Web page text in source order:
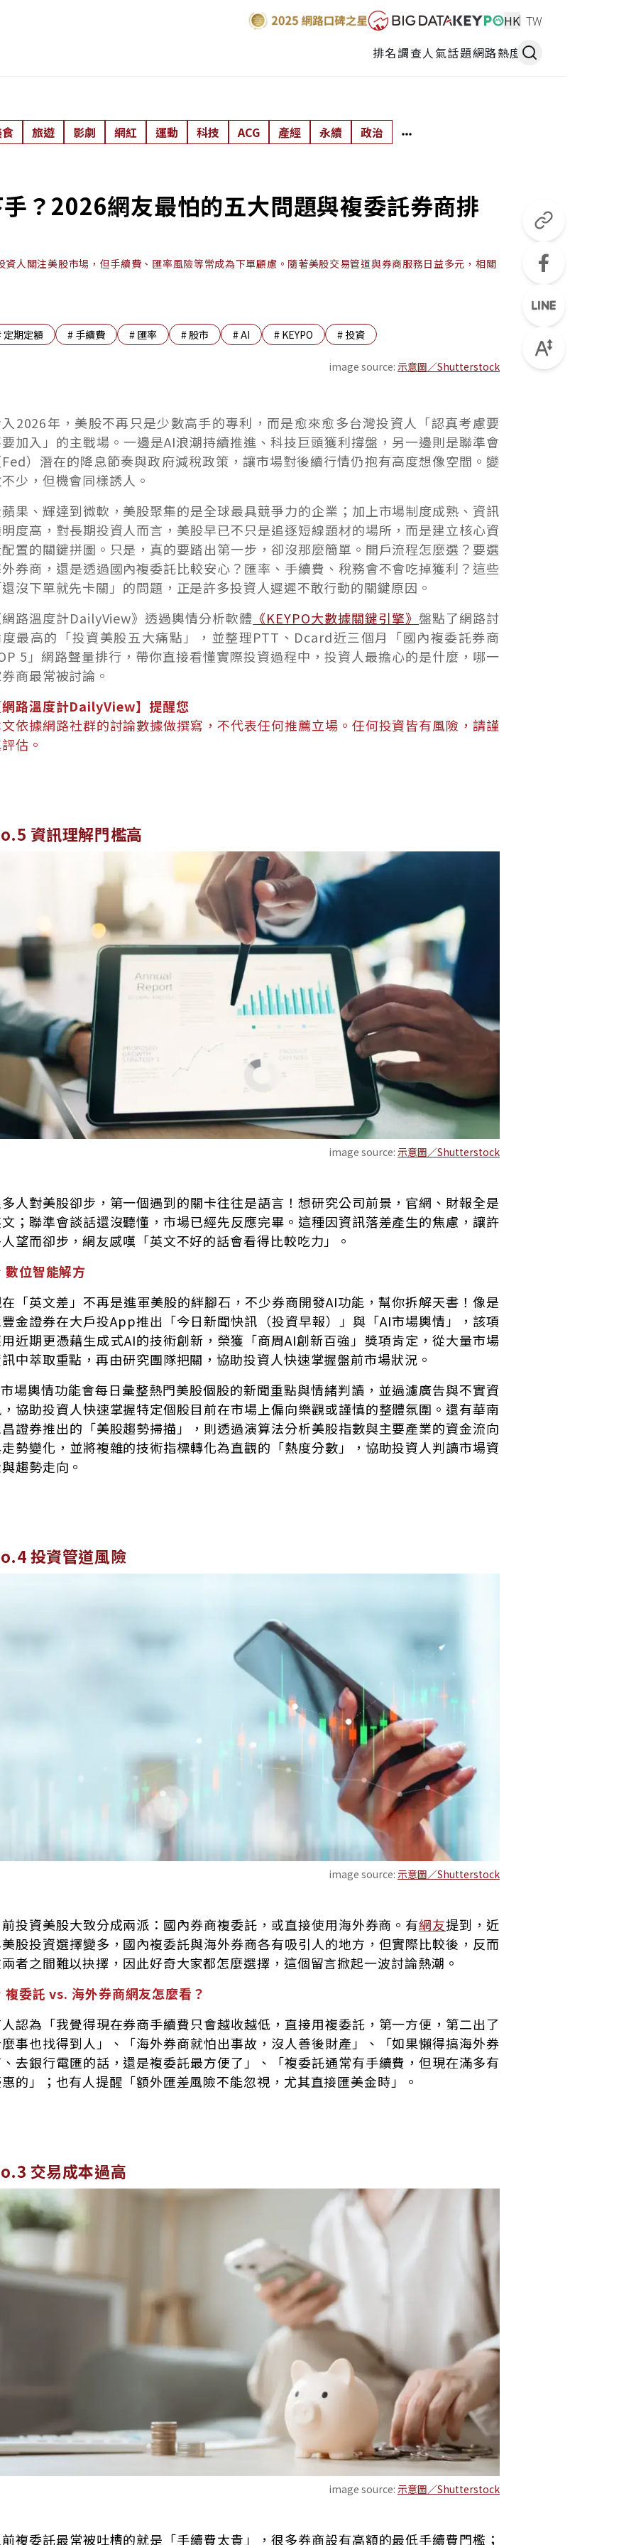
HK TW
排名調查人氣話題網路熱度
旅遊 影劇 網紅 運動 科技 ACG 產經 永續 政治
？2026網友最怕的五大問題與複委託券商排
人關注美股市場，但手續費、匯率風險等常成為下單顧慮。隨著美股交易管道與券商服務日益多元，相關
定期定額 # 手續費 # 匯率 #股市 #AI # KEYPO # 投資
image source: 示意圖／Shutterstock
2026年，美股不再只是少數高手的專利，而是愈來愈多台灣投資人「認真考慮要
加入」的主戰場。一邊是AI浪潮持續推進、科技巨頭獲利撐盤，另一邊則是聯準會
）潛在的降息節奏與政府減稅政策，讓市場對後續行情仍抱有高度想像空間。變
少，但機會同樣誘人。
果、輝達到微軟，美股聚集的是全球最具競爭力的企業；加上市場制度成熟、資訊
度高，對長期投資人而言，美股早已不只是追逐短線題材的場所，而是建立核心資
置的關鍵拼圖。只是，真的要踏出第一步，卻沒那麼簡單。開戶流程怎麼選？要選
券商，還是透過國內複委託比較安心？匯率、手續費、稅務會不會吃掉獲利？這些
沒下單就先卡關」的問題，正是許多投資人遲遲不敢行動的關鍵原因。
路溫度計DailyView》透過輿情分析軟體 《KEYPO大數據關鍵引擎》盤點了網路討
最高的「投資美股五大痛點」，並整理PTT、Dcard近三個月「國內複委託券商
5」網路聲量排行，帶你直接看懂實際投資過程中，投資人最擔心的是什麼，哪一
商最常被討論。
路溫度計DailyView】提醒您
依據網路社群的討論數據做撰寫，不代表任何推薦立場。任何投資皆有風險，請謹
估。
資訊理解門檻高
image source: 示意圖／Shutterstock
人對美股卻步，第一個遇到的關卡往往是語言！想研究公司前景，官網、財報全是
；聯準會談話還沒聽懂，市場已經先反應完畢。這種因資訊落差產生的焦慮，讓許
望而卻步，網友感嘆「英文不好的話會看得比較吃力」。
位智能解方
「英文差」不再是進軍美股的絆腳石，不少券商開發AI功能，幫你拆解天書！像是
金證券在大戶投App推出「今日新聞快訊（投資早報）」與「AI市場輿情」，該項
近期更憑藉生成式AI的技術創新，榮獲「商周AI創新百強」獎項肯定，從大量市場
中萃取重點，再由研究團隊把關，協助投資人快速掌握盤前市場狀況。
場輿情功能會每日彙整熱門美股個股的新聞重點與情緒判讀，並過濾廣告與不實資
協助投資人快速掌握特定個股目前在市場上偏向樂觀或謹慎的整體氛圍。還有華南
證券推出的「美股趨勢掃描」，則透過演算法分析美股指數與主要產業的資金流向
勢變化，並將複雜的技術指標轉化為直觀的「熱度分數」，協助投資人判讀市場資
趨勢走向。
投資管道風險
image source: 示意圖／Shutterstock
投資美股大致分成兩派：國內券商複委託，或直接使用海外券商。有網友提到，近
股投資選擇變多，國內複委託與海外券商各有吸引人的地方，但實際比較後，反而
者之間難以抉擇，因此好奇大家都怎麼選擇，這個留言掀起一波討論熱潮。
委託 vs. 海外券商網友怎麼看？
認為「我覺得現在券商手續費只會越收越低，直接用複委託，第一方便，第二出了
事也找得到人」、「海外券商就怕出事故，沒人善後財產」、「如果懶得搞海外券
去銀行電匯的話，還是複委託最方便了」、「複委託通常有手續費，但現在滿多有
的」；也有人提醒「額外匯差風險不能忽視，尤其直接匯美金時」。
交易成本過高
image source: 示意圖／Shutterstock
複委託最常被吐槽的就是「手續費太貴」，很多券商設有高額的最低手續費門檻；